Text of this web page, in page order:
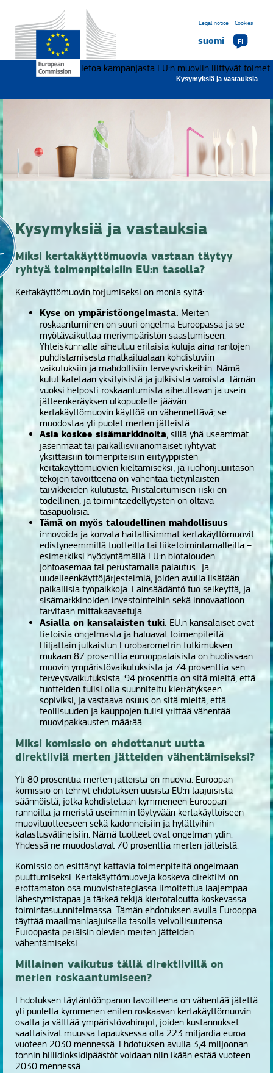
Legal notice Cookies
suomi FI
Tietoa kampanjasta EU:n muoviin liittyvät toimet
Kysymyksiä ja vastauksia
Kysymyksiä ja vastauksia
Miksi kertakäyttömuovia vastaan täytyy
ryhtyä toimenpiteisiin EU:n tasolla?
Kertakäyttömuovin torjumiseksi on monia syitä:
Kyse on ympäristöongelmasta. Merten
roskaantuminen on suuri ongelma Euroopassa ja se
myötävaikuttaa meriympäristön saastumiseen.
Yhteiskunnalle aiheutuu erilaisia kuluja aina rantojen
puhdistamisesta matkailualaan kohdistuviin
vaikutuksiin ja mahdollisiin terveysriskeihin. Nämä
kulut katetaan yksityisistä ja julkisista varoista. Tämän
vuoksi helposti roskaantumista aiheuttavan ja usein
jätteenkeräyksen ulkopuolelle jäävän
kertakäyttömuovin käyttöä on vähennettävä; se
muodostaa yli puolet merten jätteistä.
Asia koskee sisämarkkinoita, sillä yhä useammat
jäsenmaat tai paikallisviranomaiset ryhtyvät
yksittäisiin toimenpiteisiin erityyppisten
kertakäyttömuovien kieltämiseksi, ja ruohonjuuritason
tekojen tavoitteena on vähentää tietynlaisten
tarvikkeiden kulutusta. Pirstaloitumisen riski on
todellinen, ja toimintaedellytysten on oltava
tasapuolisia.
Tämä on myös taloudellinen mahdollisuus
innovoida ja korvata haitallisimmat kertakäyttömuovit
edistyneemmillä tuotteilla tai liiketoimintamalleilla –
esimerkiksi hyödyntämällä EU:n biotalouden
johtoasemaa tai perustamalla palautus- ja
uudelleenkäyttöjärjestelmiä, joiden avulla lisätään
paikallisia työpaikkoja. Lainsäädäntö tuo selkeyttä, ja
sisämarkkinoiden investointeihin sekä innovaatioon
tarvitaan mittakaavaetuja.
Asialla on kansalaisten tuki. EU:n kansalaiset ovat
tietoisia ongelmasta ja haluavat toimenpiteitä.
Hiljattain julkaistun Eurobarometrin tutkimuksen
mukaan 87 prosenttia eurooppalaisista on huolissaan
muovin ympäristövaikutuksista ja 74 prosenttia sen
terveysvaikutuksista. 94 prosenttia on sitä mieltä, että
tuotteiden tulisi olla suunniteltu kierrätykseen
sopiviksi, ja vastaava osuus on sitä mieltä, että
teollisuuden ja kauppojen tulisi yrittää vähentää
muovipakkausten määrää.
Miksi komissio on ehdottanut uutta
direktiiviä merten jätteiden vähentämiseksi?
Yli 80 prosenttia merten jätteistä on muovia. Euroopan
komissio on tehnyt ehdotuksen uusista EU:n laajuisista
säännöistä, jotka kohdistetaan kymmeneen Euroopan
rannoilta ja meristä useimmin löytyvään kertakäyttöiseen
muovituotteeseen sekä kadonneisiin ja hylättyihin
kalastusvälineisiin. Nämä tuotteet ovat ongelman ydin.
Yhdessä ne muodostavat 70 prosenttia merten jätteistä.
Komissio on esittänyt kattavia toimenpiteitä ongelmaan
puuttumiseksi. Kertakäyttömuoveja koskeva direktiivi on
erottamaton osa muovistrategiassa ilmoitettua laajempaa
lähestymistapaa ja tärkeä tekijä kiertotaloutta koskevassa
toimintasuunnitelmassa. Tämän ehdotuksen avulla Eurooppa
täyttää maailmanlaajuisella tasolla velvollisuutensa
Euroopasta peräisin olevien merten jätteiden
vähentämiseksi.
Millainen vaikutus tällä direktiivillä on
merien roskaantumiseen?
Ehdotuksen täytäntöönpanon tavoitteena on vähentää jätettä
yli puolella kymmenen eniten roskaavan kertakäyttömuovin
osalta ja välttää ympäristövahingot, joiden kustannukset
saattaisivat muussa tapauksessa olla 223 miljardia euroa
vuoteen 2030 mennessä. Ehdotuksen avulla 3,4 miljoonan
tonnin hiilidioksidipäästöt voidaan niin ikään estää vuoteen
2030 mennessä.